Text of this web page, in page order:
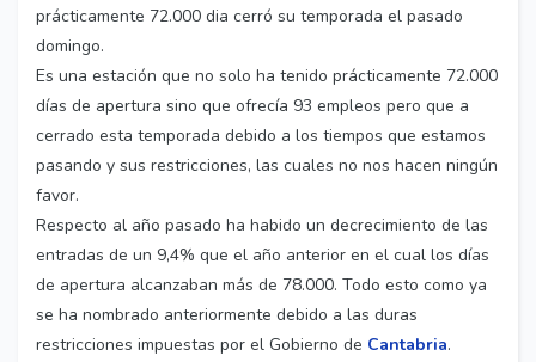
prácticamente 72.000 dia cerró su temporada el pasado
domingo.
Es una estación que no solo ha tenido prácticamente 72.000
días de apertura sino que ofrecía 93 empleos pero que a
cerrado esta temporada debido a los tiempos que estamos
pasando y sus restricciones, las cuales no nos hacen ningún
favor.
Respecto al año pasado ha habido un decrecimiento de las
entradas de un 9,4% que el año anterior en el cual los días
de apertura alcanzaban más de 78.000. Todo esto como ya
se ha nombrado anteriormente debido a las duras
restricciones impuestas por el Gobierno de Cantabria.